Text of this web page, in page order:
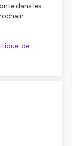
dans les
de-